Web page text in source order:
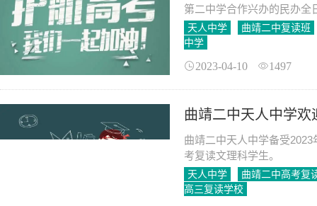
第二中学合作兴办的民办全
天人中学
曲靖二中复读班
中学
2023-04-10 1497
曲靖二中天人中学
曲靖二中天人中学备受
考复读文理科学生。
天人中学
曲靖二中高考复
高三复读学校